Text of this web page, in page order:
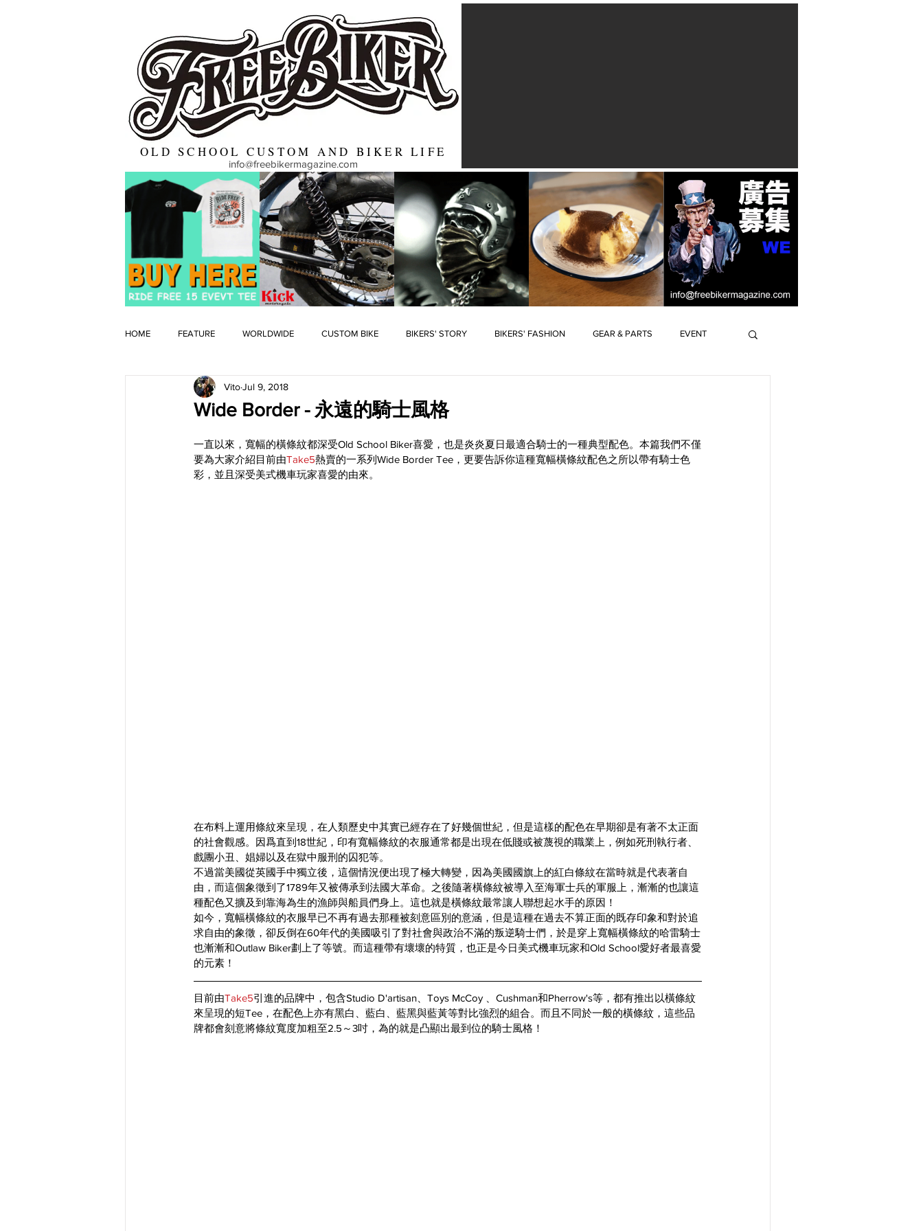
OLD SCHOOL CUSTOM AND BIKER LIFE
info@freebikermagazine.com
HOME FEATURE WORLDWIDE CUSTOM BIKE BIKERS' STORY BIKERS' FASHION GEAR & PARTS EVENT
OLD TIMER
Wide Border - 永遠的騎士風格
VitoJul 9, 2018
一直以來，寬幅的橫條紋都深受Old School Biker喜愛，也是炎炎夏日最適合騎士的一種典型配色。本篇我們不僅
要為大家介紹目前由Take5熱賣的一系列Wide Border Tee，更要告訴你這種寬幅橫條紋配色之所以帶有騎士色
彩，並且深受美式機車玩家喜愛的由來。
在布料上運用條紋來呈現，在人類歷史中其實已經存在了好幾個世紀，但是這樣的配色在早期卻是有著不太正面
的社會觀感。因爲直到18世紀，印有寬幅條紋的衣服通常都是出現在低賤或被蔑視的職業上，例如死刑執行者、
戲團小丑、娼婦以及在獄中服刑的囚犯等。
不過當美國從英國手中獨立後，這個情況便出現了極大轉變，因為美國國旗上的紅白條紋在當時就是代表著自
由，而這個象徵到了1789年又被傳承到法國大革命。之後隨著橫條紋被導入至海軍士兵的軍服上，漸漸的也讓這
種配色又擴及到靠海為生的漁師與船員們身上。這也就是橫條紋最常讓人聯想起水手的原因！
如今，寬幅橫條紋的衣服早已不再有過去那種被刻意區別的意涵，但是這種在過去不算正面的既存印象和對於追
求自由的象徵，卻反倒在60年代的美國吸引了對社會與政治不滿的叛逆騎士們，於是穿上寬幅橫條紋的哈雷騎士
也漸漸和Outlaw Biker劃上了等號。而這種帶有壞壞的特質，也正是今日美式機車玩家和Old School愛好者最喜愛
的元素！
目前由Take5引進的品牌中，包含Studio D'artisan、Toys McCoy 、Cushman和Pherrow's等，都有推出以橫條紋
來呈現的短Tee，在配色上亦有黑白、藍白、藍黑與藍黃等對比強烈的組合。而且不同於一般的橫條紋，這些品
牌都會刻意將條紋寬度加粗至2.5～3吋，為的就是凸顯出最到位的騎士風格！